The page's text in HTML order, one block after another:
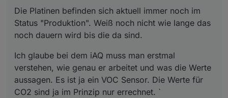
Die Platinen befinden sich aktuell immer noch im
Status "Produktion". Weiß noch nicht wie lange das
noch dauern wird bis die da sind.
Ich glaube bei dem iAQ muss man erstmal
verstehen, wie genau er arbeitet und was die Werte
aussagen. Es ist ja ein VOC Sensor. Die Werte für
CO2 sind ja im Prinzip nur errechnet. `